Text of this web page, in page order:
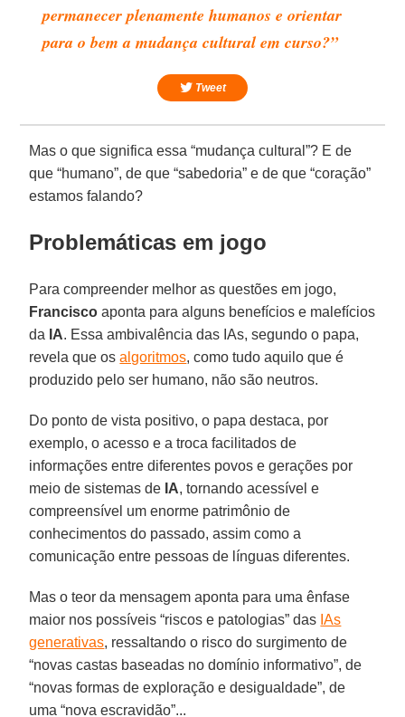
permanecer plenamente humanos e orientar
para o bem a mudança cultural em curso?”
Tweet
Mas o que significa essa “mudança cultural”? E de
que “humano”, de que “sabedoria” e de que “coração”
estamos falando?
Problemáticas em jogo
Para compreender melhor as questões em jogo,
Francisco aponta para alguns benefícios e malefícios
da IA. Essa ambivalência das IAs, segundo o papa,
revela que osalgoritmos, como tudo aquilo que é
produzido pelo ser humano, não são neutros.
Do ponto de vista positivo, o papa destaca, por
exemplo, o acesso e a troca facilitados de
informações entre diferentes povos e gerações por
meio de sistemas de IA, tornando acessível e
compreensível um enorme patrimônio de
conhecimentos do passado, assim como a
comunicação entre pessoas de línguas diferentes.
Mas o teor da mensagem aponta para uma ênfase
maior nos possíveis “riscos e patologias” das IAs
generativas, ressaltando o risco do surgimento de
“novas castas baseadas no domínio informativo”, de
“novas formas de exploração e desigualdade”, de
uma “nova escravidão”...